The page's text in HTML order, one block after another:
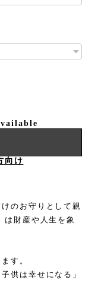
向け
のお守りとして親
は財産や人生を象
す。
供は幸せになる」